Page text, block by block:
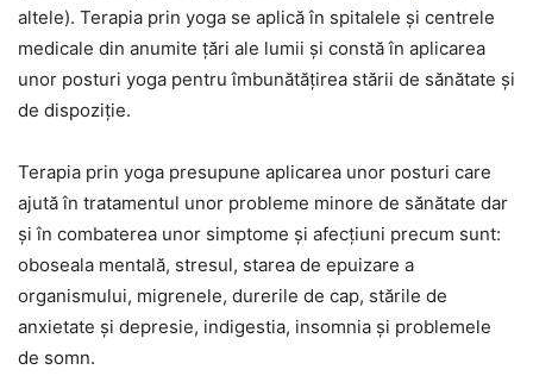
altele). Terapia prin yoga se aplică în spitalele și centrele
medicale din anumite țări ale lumii și constă în aplicarea
unor posturi yoga pentru îmbunătățirea stării de sănătate și
de dispoziție.
Terapia prin yoga presupune aplicarea unor posturi care
ajută în tratamentul unor probleme minore de sănătate dar
și în combaterea unor simptome și afecțiuni precum sunt:
oboseala mentală, stresul, starea de epuizare a
organismului, migrenele, durerile de cap, stările de
anxietate și depresie, indigestia, insomnia și problemele
de somn.